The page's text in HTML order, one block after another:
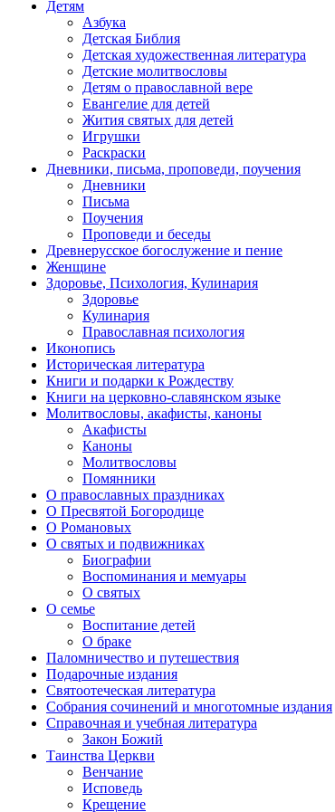
Детям
Азбука
Детская Библия
Детская художественная литература
Детские молитвословы
Детям о православной вере
Евангелие для детей
Жития святых для детей
Игрушки
Раскраски
Дневники, письма, проповеди, поучения
Дневники
Письма
Поучения
Проповеди и беседы
Древнерусское богослужение и пение
Женщине
Здоровье, Психология, Кулинария
Здоровье
Кулинария
Православная психология
Иконопись
Историческая литература
Книги и подарки к Рождеству
Книги на церковно-славянском языке
Молитвословы, акафисты, каноны
Акафисты
Каноны
Молитвословы
Помянники
О православных праздниках
О Пресвятой Богородице
О Романовых
О святых и подвижниках
Биографии
Воспоминания и мемуары
О святых
О семье
Воспитание детей
О браке
Паломничество и путешествия
Подарочные издания
Святоотеческая литература
Собрания сочинений и многотомные издания
Справочная и учебная литература
Закон Божий
Таинства Церкви
Венчание
Исповедь
Крещение